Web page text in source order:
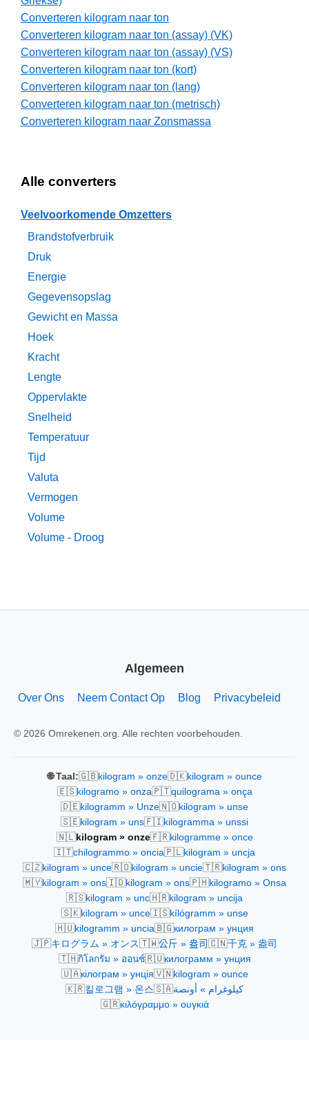
Converteren kilogram naar ton
Converteren kilogram naar ton (assay) (VK)
Converteren kilogram naar ton (assay) (VS)
Converteren kilogram naar ton (kort)
Converteren kilogram naar ton (lang)
Converteren kilogram naar ton (metrisch)
Converteren kilogram naar Zonsmassa
Alle converters
Veelvoorkomende Omzetters
Brandstofverbruik
Druk
Energie
Gegevensopslag
Gewicht en Massa
Hoek
Kracht
Lengte
Oppervlakte
Snelheid
Temperatuur
Tijd
Valuta
Vermogen
Volume
Volume - Droog
Algemeen
Over Ons Neem Contact Op Blog Privacybeleid
© 2026 Omrekenen.org. Alle rechten voorbehouden.
🌐 Taal:🇬🇧kilogram » onze🇩🇰kilogram » ounce
🇪🇸kilogramo » onza🇵🇹quilograma » onça
🇩🇪kilogramm » Unze🇳🇴kilogram » unse
🇸🇪kilogram » uns🇫🇮kilogramma » unssi
🇳🇱kilogram » onze🇫🇷kilogramme » once
🇮🇹chilogrammo » oncia🇵🇱kilogram » uncja
🇨🇿kilogram » unce🇷🇴kilogram » uncie🇹🇷kilogram » ons
🇲🇾kilogram » ons🇮🇩kilogram » ons🇵🇭kilogramo » Onsa
🇷🇸kilogram » unc🇭🇷kilogram » uncija
🇸🇰kilogram » unce🇮🇸kílógramm » unse
🇭🇺kilogramm » uncia🇧🇬килограм » унция
🇯🇵キログラム » オンス🇹🇼公斤 » 盎司 🇨🇳千克 » 盎司
🇹🇭กิโลกรัม » ออนซ์🇷🇺килограмм » унция
🇺🇦кілограм » унція🇻🇳kilogram » ounce
🇰🇷킬로그램 » 온스🇸🇦كيلوغرام » أونصة
🇬🇷κιλόγραμμο » ουγκιά